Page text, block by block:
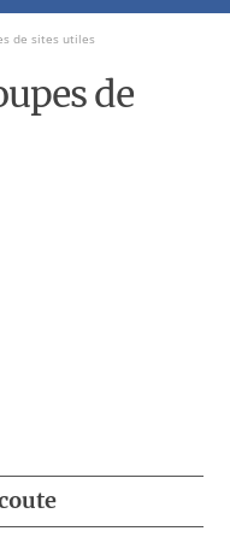
de sites utiles
de